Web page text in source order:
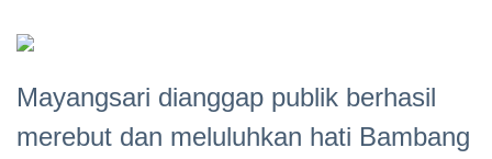
Mayangsari dianggap publik berhasil
merebut dan meluluhkan hati Bambang